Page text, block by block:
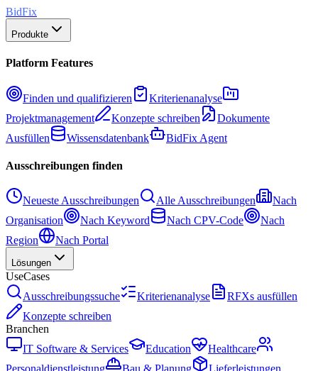
BidFix
Produkte
Platform Features
Finden und qualifizieren
Kriterienanalyse
Projektmanagement
Konzepte schreiben
Dokumente
Ausfüllen
Wissensdatenbank BidFix Agent
Ausschreibungen finden
Neueste Ausschreibungen Alle Ausschreibungen
Nach
Organisation
Nach Keyword Nach CPV-Code
Nach
Region
Nach Portal
Lösungen
UseCases
Ausschreibungssuche
Kriterienanalyse
RFXs ausfüllen
Konzepte schreiben
Branchen
IT Software & Services
Education
Healthcare
Personaldienstleistung
Bau & Planung
Lieferleistungen